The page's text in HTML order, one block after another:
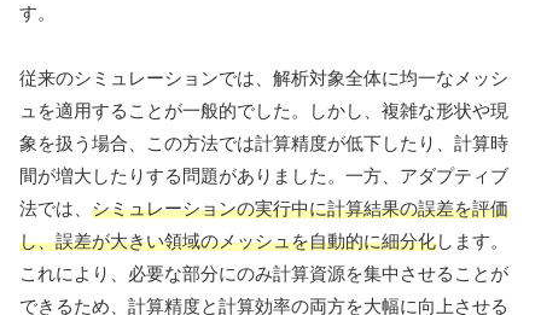
す。
従来のシミュレーションでは、解析対象全体に均一なメッシ
ュを適用することが一般的でした。しかし、複雑な形状や現
象を扱う場合、この方法では計算精度が低下したり、計算時
間が増大したりする問題がありました。一方、アダプティブ
法では、 シミュレーションの実行中に計算結果の誤差を評価
し、誤差が大きい領域のメッシュを自動的に細分化します。
これにより、必要な部分にのみ計算資源を集中させることが
できるため、計算精度と計算効率の両方を大幅に向上させる